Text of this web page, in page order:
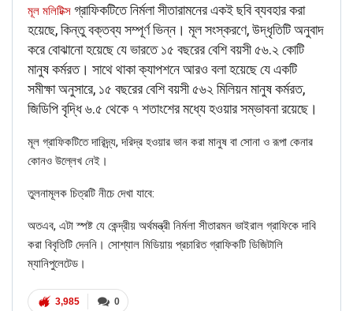
মূল মলিটিক্স গ্রাফিকটিতে নির্মলা সীতারামনের একই ছবি ব্যবহার করা
হয়েছে, কিন্তু বক্তব্য সম্পূর্ণ ভিন্ন। মূল সংস্করণে, উদ্ধৃতিটি অনুবাদ
করে বোঝানো হয়েছে যে ভারতে ১৫ বছরের বেশি বয়সী ৫৬.২ কোটি
মানুষ কর্মরত। সাথে থাকা ক্যাপশনে আরও বলা হয়েছে যে একটি
সমীক্ষা অনুসারে, ১৫ বছরের বেশি বয়সী ৫৬২ মিলিয়ন মানুষ কর্মরত,
জিডিপি বৃদ্ধি ৬.৫ থেকে ৭ শতাংশের মধ্যে হওয়ার সম্ভাবনা রয়েছে।
মূল গ্রাফিকটিতে দারিদ্র্য, দরিদ্র হওয়ার ভান করা মানুষ বা সোনা ও রূপা কেনার
কোনও উল্লেখ নেই।
তুলনামূলক চিত্রটি নীচে দেখা যাবে:
অতএব, এটা স্পষ্ট যে কেন্দ্রীয় অর্থমন্ত্রী নির্মলা সীতারমন ভাইরাল গ্রাফিকে দাবি
করা বিবৃতিটি দেননি। সোশ্যাল মিডিয়ায় প্রচারিত গ্রাফিকটি ডিজিটালি
ম্যানিপুলেটেড।
0
3,985